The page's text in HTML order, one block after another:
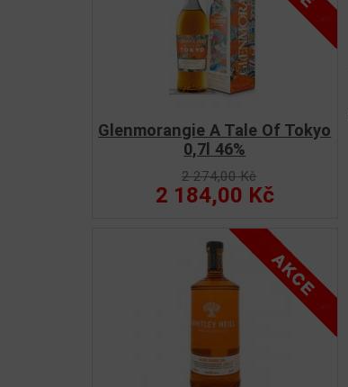
Glenmorangie A Tale Of Tokyo
0,7l 46%
2 274,00 Kč
2 184,00 Kč